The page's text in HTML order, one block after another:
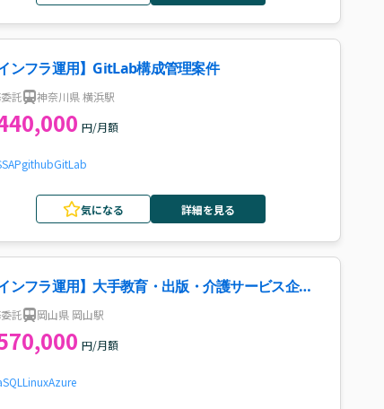
インフラ運用】GitLab構成管理案件
託 神奈川県 横浜駅
円/月額
SAPgithubGitLab
気になる 詳細を見る
インフラ運用】大手教育・出版・介護サービス企業
案件・求人
託 岡山県 岡山駅
円/月額
SQL LinuxAzure